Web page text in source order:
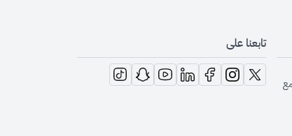
تابعنا على
opens in new window
opens in new window
opens in new window
opens in new window
opens in new window
opens in new window
opens in new window